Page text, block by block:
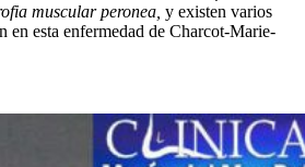
muscular peronea, y existen varios
en esta enfermedad de Charcot-Marie-